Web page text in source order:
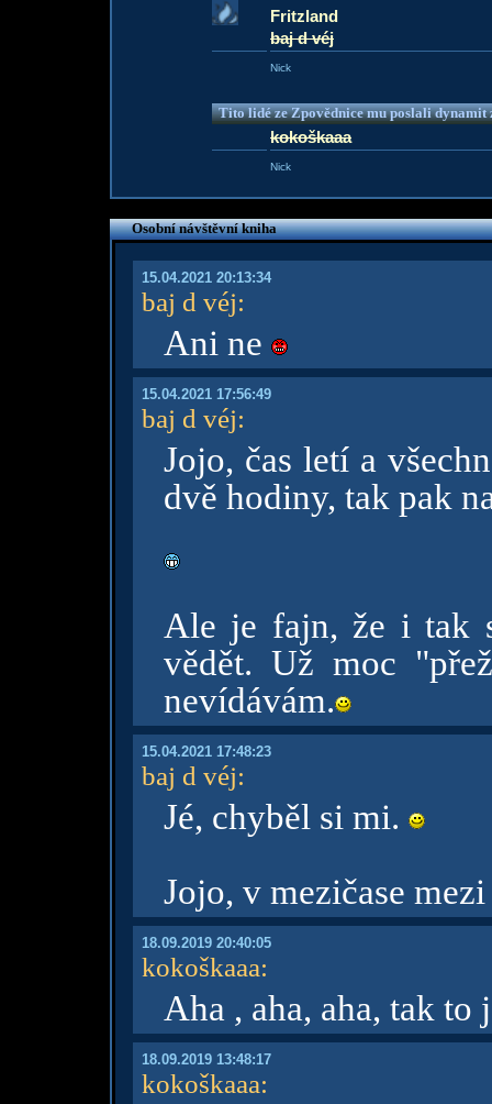
Fritzland
baj d véj
Nick
Tito lidé ze Zpovědnice mu poslali dynamit
kokoškaaa
Nick
Osobní návštěvní kniha
15.04.2021 20:13:34
baj d véj:
Ani ne
15.04.2021 17:56:49
baj d véj:
Jojo, čas letí a
dvě hodiny, tak pak
Ale je fajn, že i tak
vědět. Už moc
nevídávám.
15.04.2021 17:48:23
baj d véj:
Jé, chyběl si mi.
Jojo, v mezičase
18.09.2019 20:40:05
kokoškaaa:
Aha , aha, aha, tak
18.09.2019 13:48:17
kokoškaaa: